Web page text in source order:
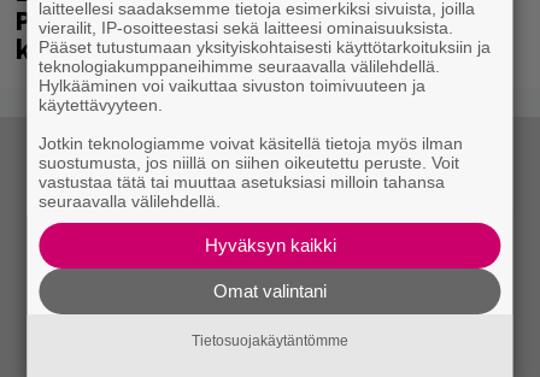
Paavo Arhinmäki jälleen spraypullo
kädessä – näitä puolueita ei kiinnosta
laitteellesi saadaksemme tietoja esimerkiksi sivuista, joilla
vierailit, IP-osoitteestasi sekä laitteesi ominaisuuksista.
Pääset tutustumaan yksityiskohtaisesti käyttötarkoituksiin ja
teknologiakumppaneihimme seuraavalla välilehdellä.
Hylkääminen voi vaikuttaa sivuston toimivuuteen ja
käytettävyyteen.
Jotkin teknologiamme voivat käsitellä tietoja myös ilman
suostumusta, jos niillä on siihen oikeutettu peruste. Voit
vastustaa tätä tai muuttaa asetuksiasi milloin tahansa
seuraavalla välilehdellä.
Hyväksyn kaikki
Omat valintani
Tietosuojakäytäntömme